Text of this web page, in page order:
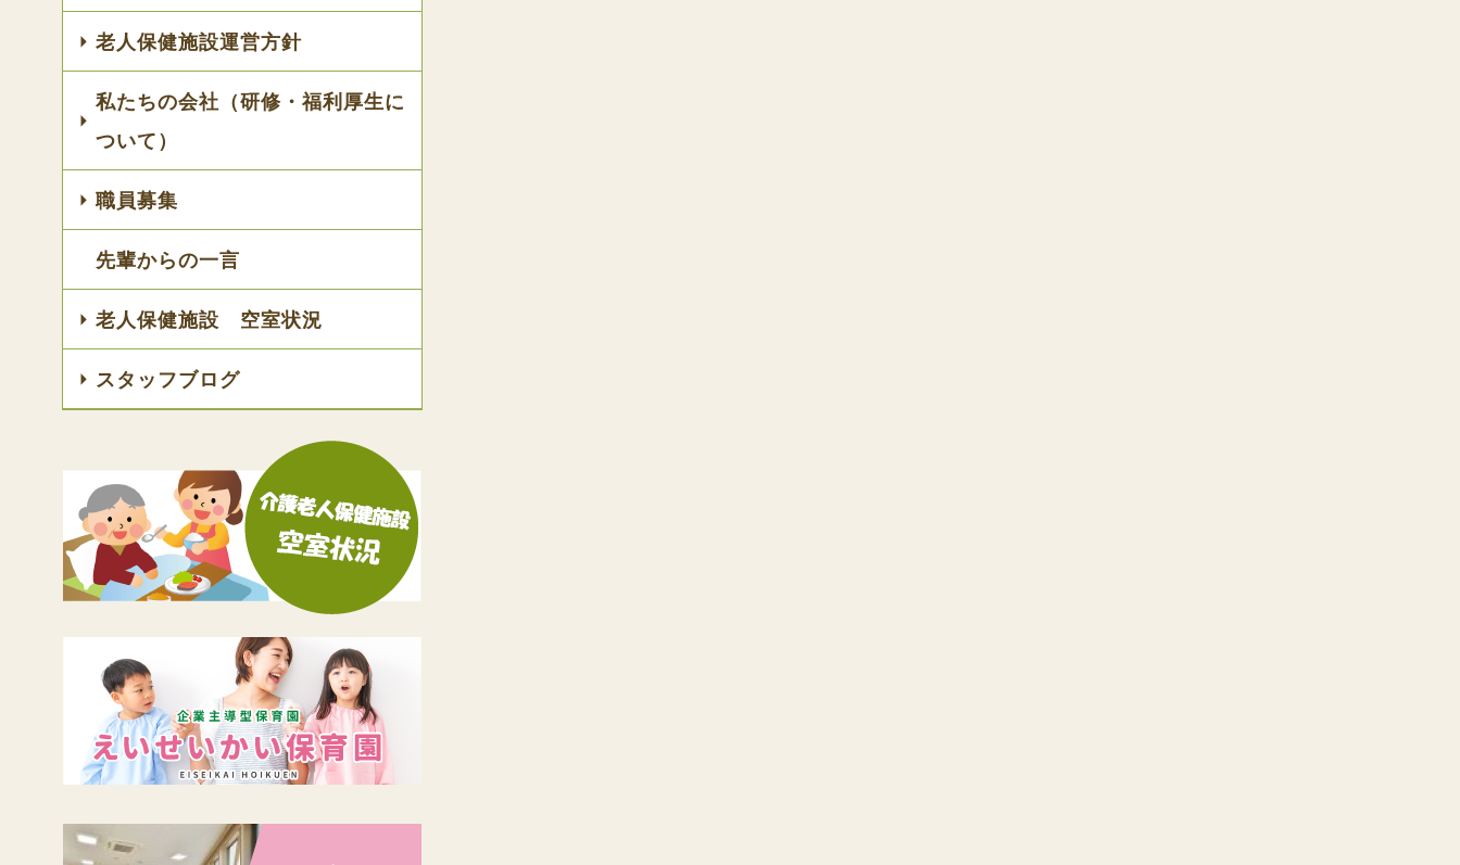
老人保健施設運営方針
私たちの会社（研修・福利厚生に
ついて）
職員募集
先輩からの一言
老人保健施設 空室状況
スタッフブログ